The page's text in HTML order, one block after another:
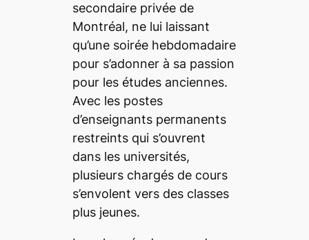
secondaire privée de
Montréal, ne lui laissant
qu’une soirée hebdomadaire
pour s’adonner à sa passion
pour les études anciennes.
Avec les postes
d’enseignants permanents
restreints qui s’ouvrent
dans les universités,
plusieurs chargés de cours
s’envolent vers des classes
plus jeunes.